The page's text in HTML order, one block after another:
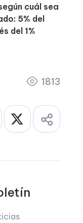
cuál sea
5% del
del 1%
1813